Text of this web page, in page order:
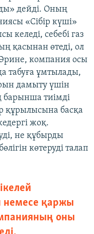
дейді. Оның
«Сібір күші»
келеді, себебі газ
қасынан өтеді, ол
компания осы
табуға ұмтылады,
дамыту үшін
барынша тиімді
құрылысына басқа
жоқ.
не құбырды
көтеруді талап
қаржы
оны